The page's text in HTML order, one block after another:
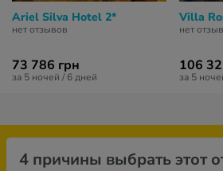
Ariel Silva Hotel 2*
нет отзывов
73 786 грн
за 5 ночей / 6 дней
Villa
нет
106
за 5
4 причины выбрать этот